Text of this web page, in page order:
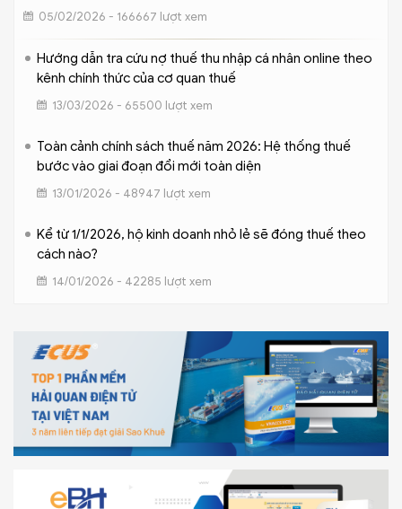
05/02/2026 - 166667 lượt xem
Hướng dẫn tra cứu nợ thuế thu nhập cá nhân online theo
kênh chính thức của cơ quan thuế
13/03/2026 - 65500 lượt xem
Toàn cảnh chính sách thuế năm 2026: Hệ thống thuế
bước vào giai đoạn đổi mới toàn diện
13/01/2026 - 48947 lượt xem
Kể từ 1/1/2026, hộ kinh doanh nhỏ lẻ sẽ đóng thuế theo
cách nào?
14/01/2026 - 42285 lượt xem